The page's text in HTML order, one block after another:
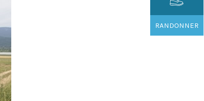
RANDONNER